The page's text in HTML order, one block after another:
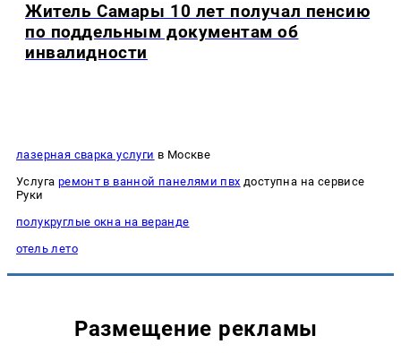
Житель Самары 10 лет получал пенсию
по поддельным документам об
инвалидности
лазерная сварка услуги в Москве
Услуга ремонт в ванной панелями пвх доступна на сервисе
Руки
полукруглые окна на веранде
отель лето
Размещение рекламы